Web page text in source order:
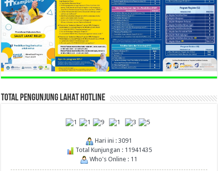
TOTAL PENGUNJUNG LAHAT HOTLINE
Hari ini : 3091
Total Kunjungan : 11941435
Who's Online : 11